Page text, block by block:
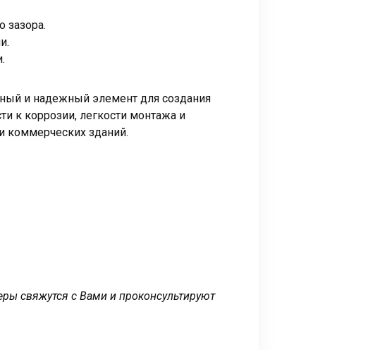
зазора.
и надежный элемент для создания
к коррозии, легкости монтажа и
коммерческих зданий.
свяжутся с Вами и проконсультируют